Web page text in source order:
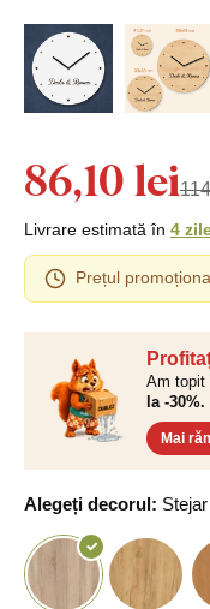
Am
la -30%.
Mai
Alegeți decorul:
86,10 lei
Livrare estimată în 4
Prețul